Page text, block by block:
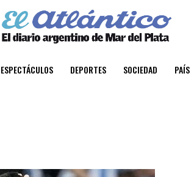
ESPECTÁCULOS DEPORTES SOCIEDAD PAÍS